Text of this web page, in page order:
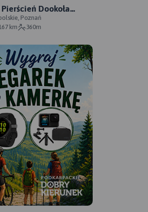
Dookoła
oficjalny przebieg
Poznań
km 360m